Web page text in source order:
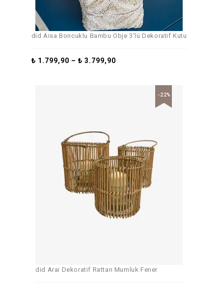
did Aisa Boncuklu Bambu Obje 3’lü Dekoratif Kutu
₺ 1.799,90 – ₺ 3.799,90
-22%
did Arai Dekoratif Rattan Mumluk Fener